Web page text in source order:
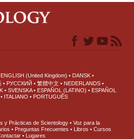
ENGLISH (United Kingdom)
DANSK
РУССКИЙ 繁體中文
NEDERLANDS
SVENSKA ESPAÑOL (LATINO)
ESPAÑOL
ITALIANO PORTUGUÊS
y Prácticas de Scientology
Voz para la
Preguntas Frecuentes Libros
Cursos
Lugares